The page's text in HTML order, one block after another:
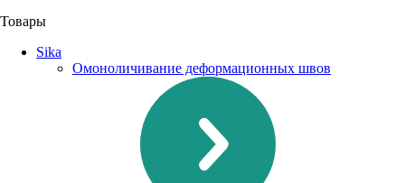
Товары
Sika
Омоноличивание деформационных швов